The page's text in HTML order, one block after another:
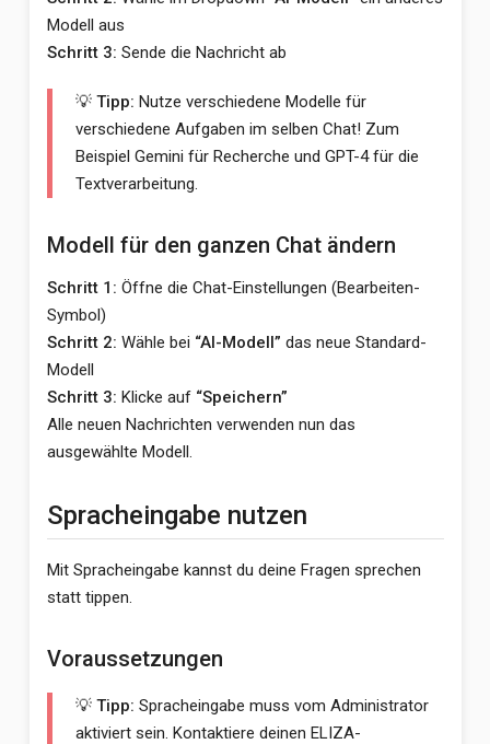
Modell aus
Schritt 3: Sende die Nachricht ab
💡 Tipp: Nutze verschiedene Modelle für
verschiedene Aufgaben im selben Chat! Zum
Beispiel Gemini für Recherche und GPT-4 für die
Textverarbeitung.
Modell für den ganzen Chat ändern
Schritt 1: Öffne die Chat-Einstellungen (Bearbeiten-
Symbol)
Schritt 2: Wähle bei “AI-Modell” das neue Standard-
Modell
Schritt 3: Klicke auf “Speichern”
Alle neuen Nachrichten verwenden nun das
ausgewählte Modell.
Spracheingabe nutzen
Mit Spracheingabe kannst du deine Fragen sprechen
statt tippen.
Voraussetzungen
💡 Tipp: Spracheingabe muss vom Administrator
aktiviert sein. Kontaktiere deinen ELIZA-